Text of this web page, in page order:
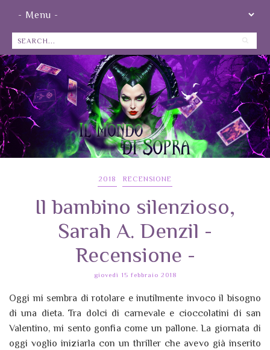
2018 RECENSIONE
Il bambino silenzioso,
Sarah A. Denzil -
Recensione -
giovedì 15 febbraio 2018
Oggi mi sembra di rotolare e inutilmente invoco il bisogno
di una dieta. Tra dolci di carnevale e cioccolatini di san
Valentino, mi sento gonfia come un pallone. La giornata di
oggi voglio iniziarla con un thriller che avevo già inserito